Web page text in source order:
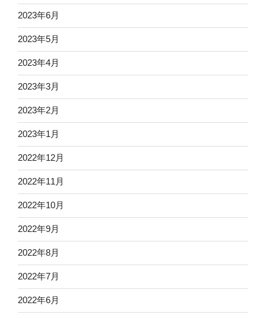
2023年6月
2023年5月
2023年4月
2023年3月
2023年2月
2023年1月
2022年12月
2022年11月
2022年10月
2022年9月
2022年8月
2022年7月
2022年6月